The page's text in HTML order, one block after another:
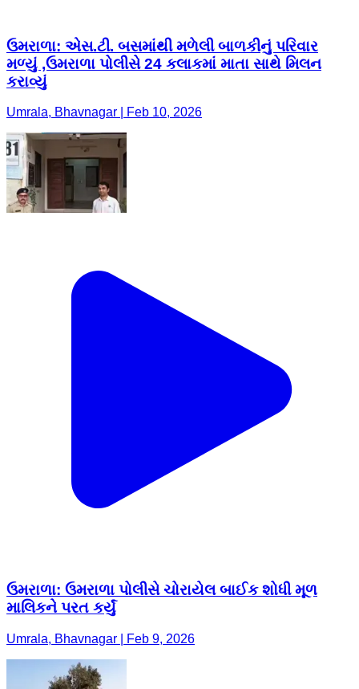
ઉમરાળા: એસ.ટી. બસમાંથી મળેલી બાળકીનું પરિવાર
મળ્યું ,ઉમરાળા પોલીસે 24 કલાકમાં માતા સાથે મિલન
કરાવ્યું
Umrala, Bhavnagar | Feb 10, 2026
ઉમરાળા: ઉમરાળા પોલીસે ચોરાયેલ બાઈક શોધી મૂળ
માલિકને પરત કર્યું
Umrala, Bhavnagar | Feb 9, 2026